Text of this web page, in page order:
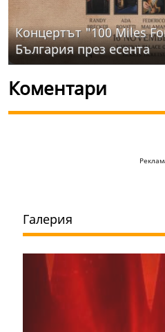
Концертът "100 Miles
България през есента
Коментари
Галерия